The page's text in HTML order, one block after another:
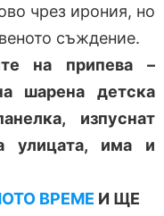
чрез ирония, но
съждение.
на припева –
шарена детска
изпуснат
улицата, има и
ВРЕМЕ И ЩЕ